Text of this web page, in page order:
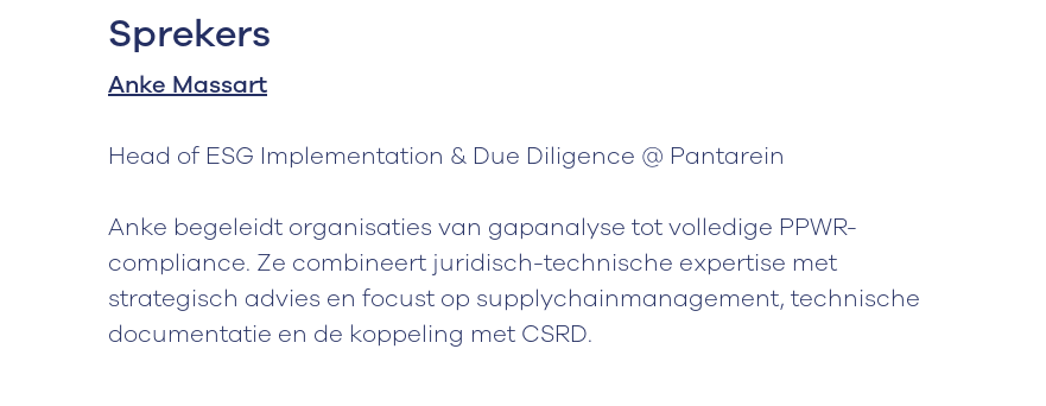
Sprekers
Anke Massart
Head of ESG Implementation & Due Diligence @ Pantarein
Anke begeleidt organisaties van gapanalyse tot volledige PPWR-
compliance. Ze combineert juridisch-technische expertise met
strategisch advies en focust op supplychainmanagement, technische
documentatie en de koppeling met CSRD.